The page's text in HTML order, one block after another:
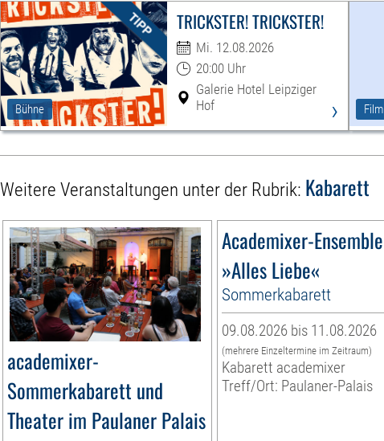
Bühne
TRICKSTER! TRICKSTER!
Mi. 12.08.2026
20:00 Uhr
Galerie Hotel Leipziger
Hof
› Film
Weitere Veranstaltungen unter der Rubrik: Kabarett
academixer-
Sommerkabarett und
Theater im Paulaner Palais
Academixer-Ensemble
»Alles Liebe«
Sommerkabarett
09.08.2026 bis 11.08.2026
(mehrere Einzeltermine im Zeitraum)
Kabarett academixer
Treff/Ort: Paulaner-Palais